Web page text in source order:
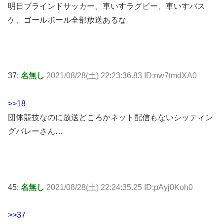
明日ブラインドサッカー、車いすラグビー、車いすバス
ケ、ゴールボール全部放送あるな
37: 名無し 2021/08/28(土) 22:23:36.83 ID:nw7tmdXA0
>>18
団体競技なのに放送どころかネット配信もないシッティン
グバレーさん…
45: 名無し 2021/08/28(土) 22:24:35.25 ID:pAyj0Koh0
>>37